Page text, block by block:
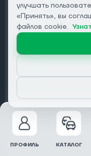
О ЗАКАЗАХ
КОНТАКТЫ
ОТ ДИЛЕРОВ
Подписаться на
Email
ПРОФИЛЬ КАТАЛОГ
улучшать
«Принять», вы
файлов cookie.